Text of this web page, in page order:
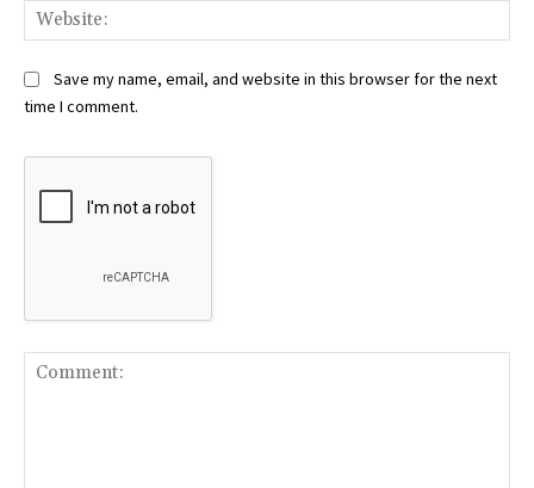
Save my name, email, and website in this browser for the next
time I comment.